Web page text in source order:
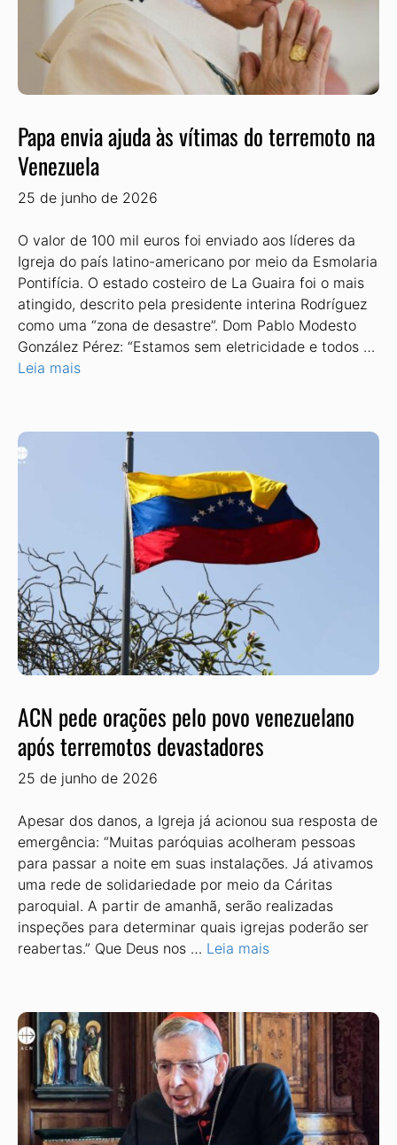
Papa envia ajuda às vítimas do terremoto na
Venezuela
25 de junho de 2026
O valor de 100 mil euros foi enviado aos líderes da
Igreja do país latino-americano por meio da Esmolaria
Pontifícia. O estado costeiro de La Guaira foi o mais
atingido, descrito pela presidente interina Rodríguez
como uma “zona de desastre”. Dom Pablo Modesto
González Pérez: “Estamos sem eletricidade e todos …
Leia mais
ACN pede orações pelo povo venezuelano
após terremotos devastadores
25 de junho de 2026
Apesar dos danos, a Igreja já acionou sua resposta de
emergência: “Muitas paróquias acolheram pessoas
para passar a noite em suas instalações. Já ativamos
uma rede de solidariedade por meio da Cáritas
paroquial. A partir de amanhã, serão realizadas
inspeções para determinar quais igrejas poderão ser
reabertas.” Que Deus nos … Leia mais